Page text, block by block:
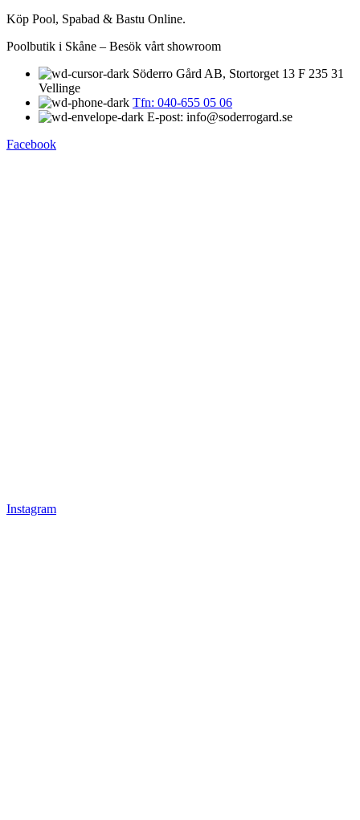
Köp Pool, Spabad & Bastu Online.
Poolbutik i Skåne – Besök vårt showroom
Söderro Gård AB, Stortorget 13 F 235 31
Vellinge
Tfn: 040-655 05 06
E-post: info@soderrogard.se
Facebook
Instagram